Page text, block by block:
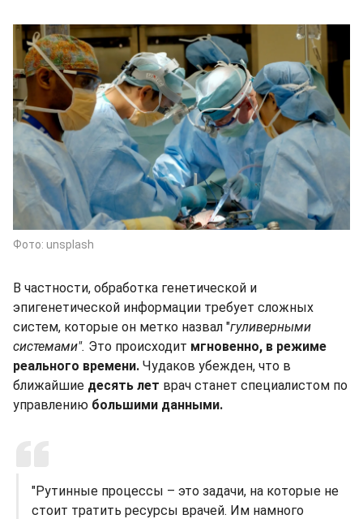
Фото: unsplash
В частности, обработка генетической и
эпигенетической информации требует сложных
систем, которые он метко назвал "гуливерными
системами". Это происходит мгновенно, в режиме
реального времени. Чудаков убежден, что в
ближайшие десять лет врач станет специалистом по
управлению большими данными.
"Рутинные процессы – это задачи, на которые не
стоит тратить ресурсы врачей. Им намного